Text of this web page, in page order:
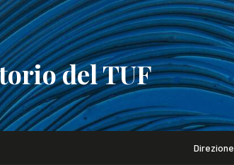
del TUF
Direzione